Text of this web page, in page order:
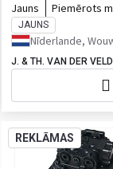
Jauns Piemērots
JAUNS
Nīderlande,
J. & TH. VAN DER
REKLĀMAS